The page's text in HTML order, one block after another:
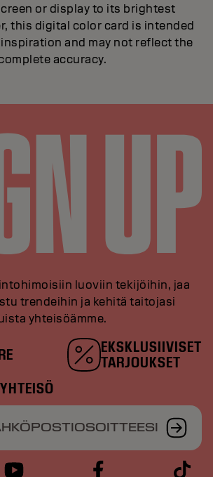
or display to its brightest
this digital color card is intended
and may not reflect the
accuracy.
luoviin tekijöihin, jaa
trendeihin ja kehitä taitojasi
yhteisöämme.
EKSKLUSIIVISET
TARJOUKSET